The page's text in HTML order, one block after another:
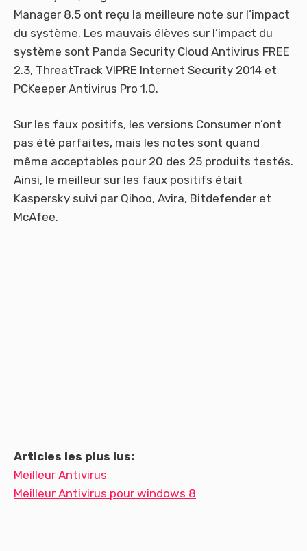
Manager 8.5 ont reçu la meilleure note sur l’impact
du système. Les mauvais élèves sur l’impact du
système sont Panda Security Cloud Antivirus FREE
2.3, ThreatTrack VIPRE Internet Security 2014 et
PCKeeper Antivirus Pro 1.0.
Sur les faux positifs, les versions Consumer n’ont
pas été parfaites, mais les notes sont quand
même acceptables pour 20 des 25 produits testés.
Ainsi, le meilleur sur les faux positifs était
Kaspersky suivi par Qihoo, Avira, Bitdefender et
McAfee.
Articles les plus lus:
Meilleur Antivirus
Meilleur Antivirus pour windows 8